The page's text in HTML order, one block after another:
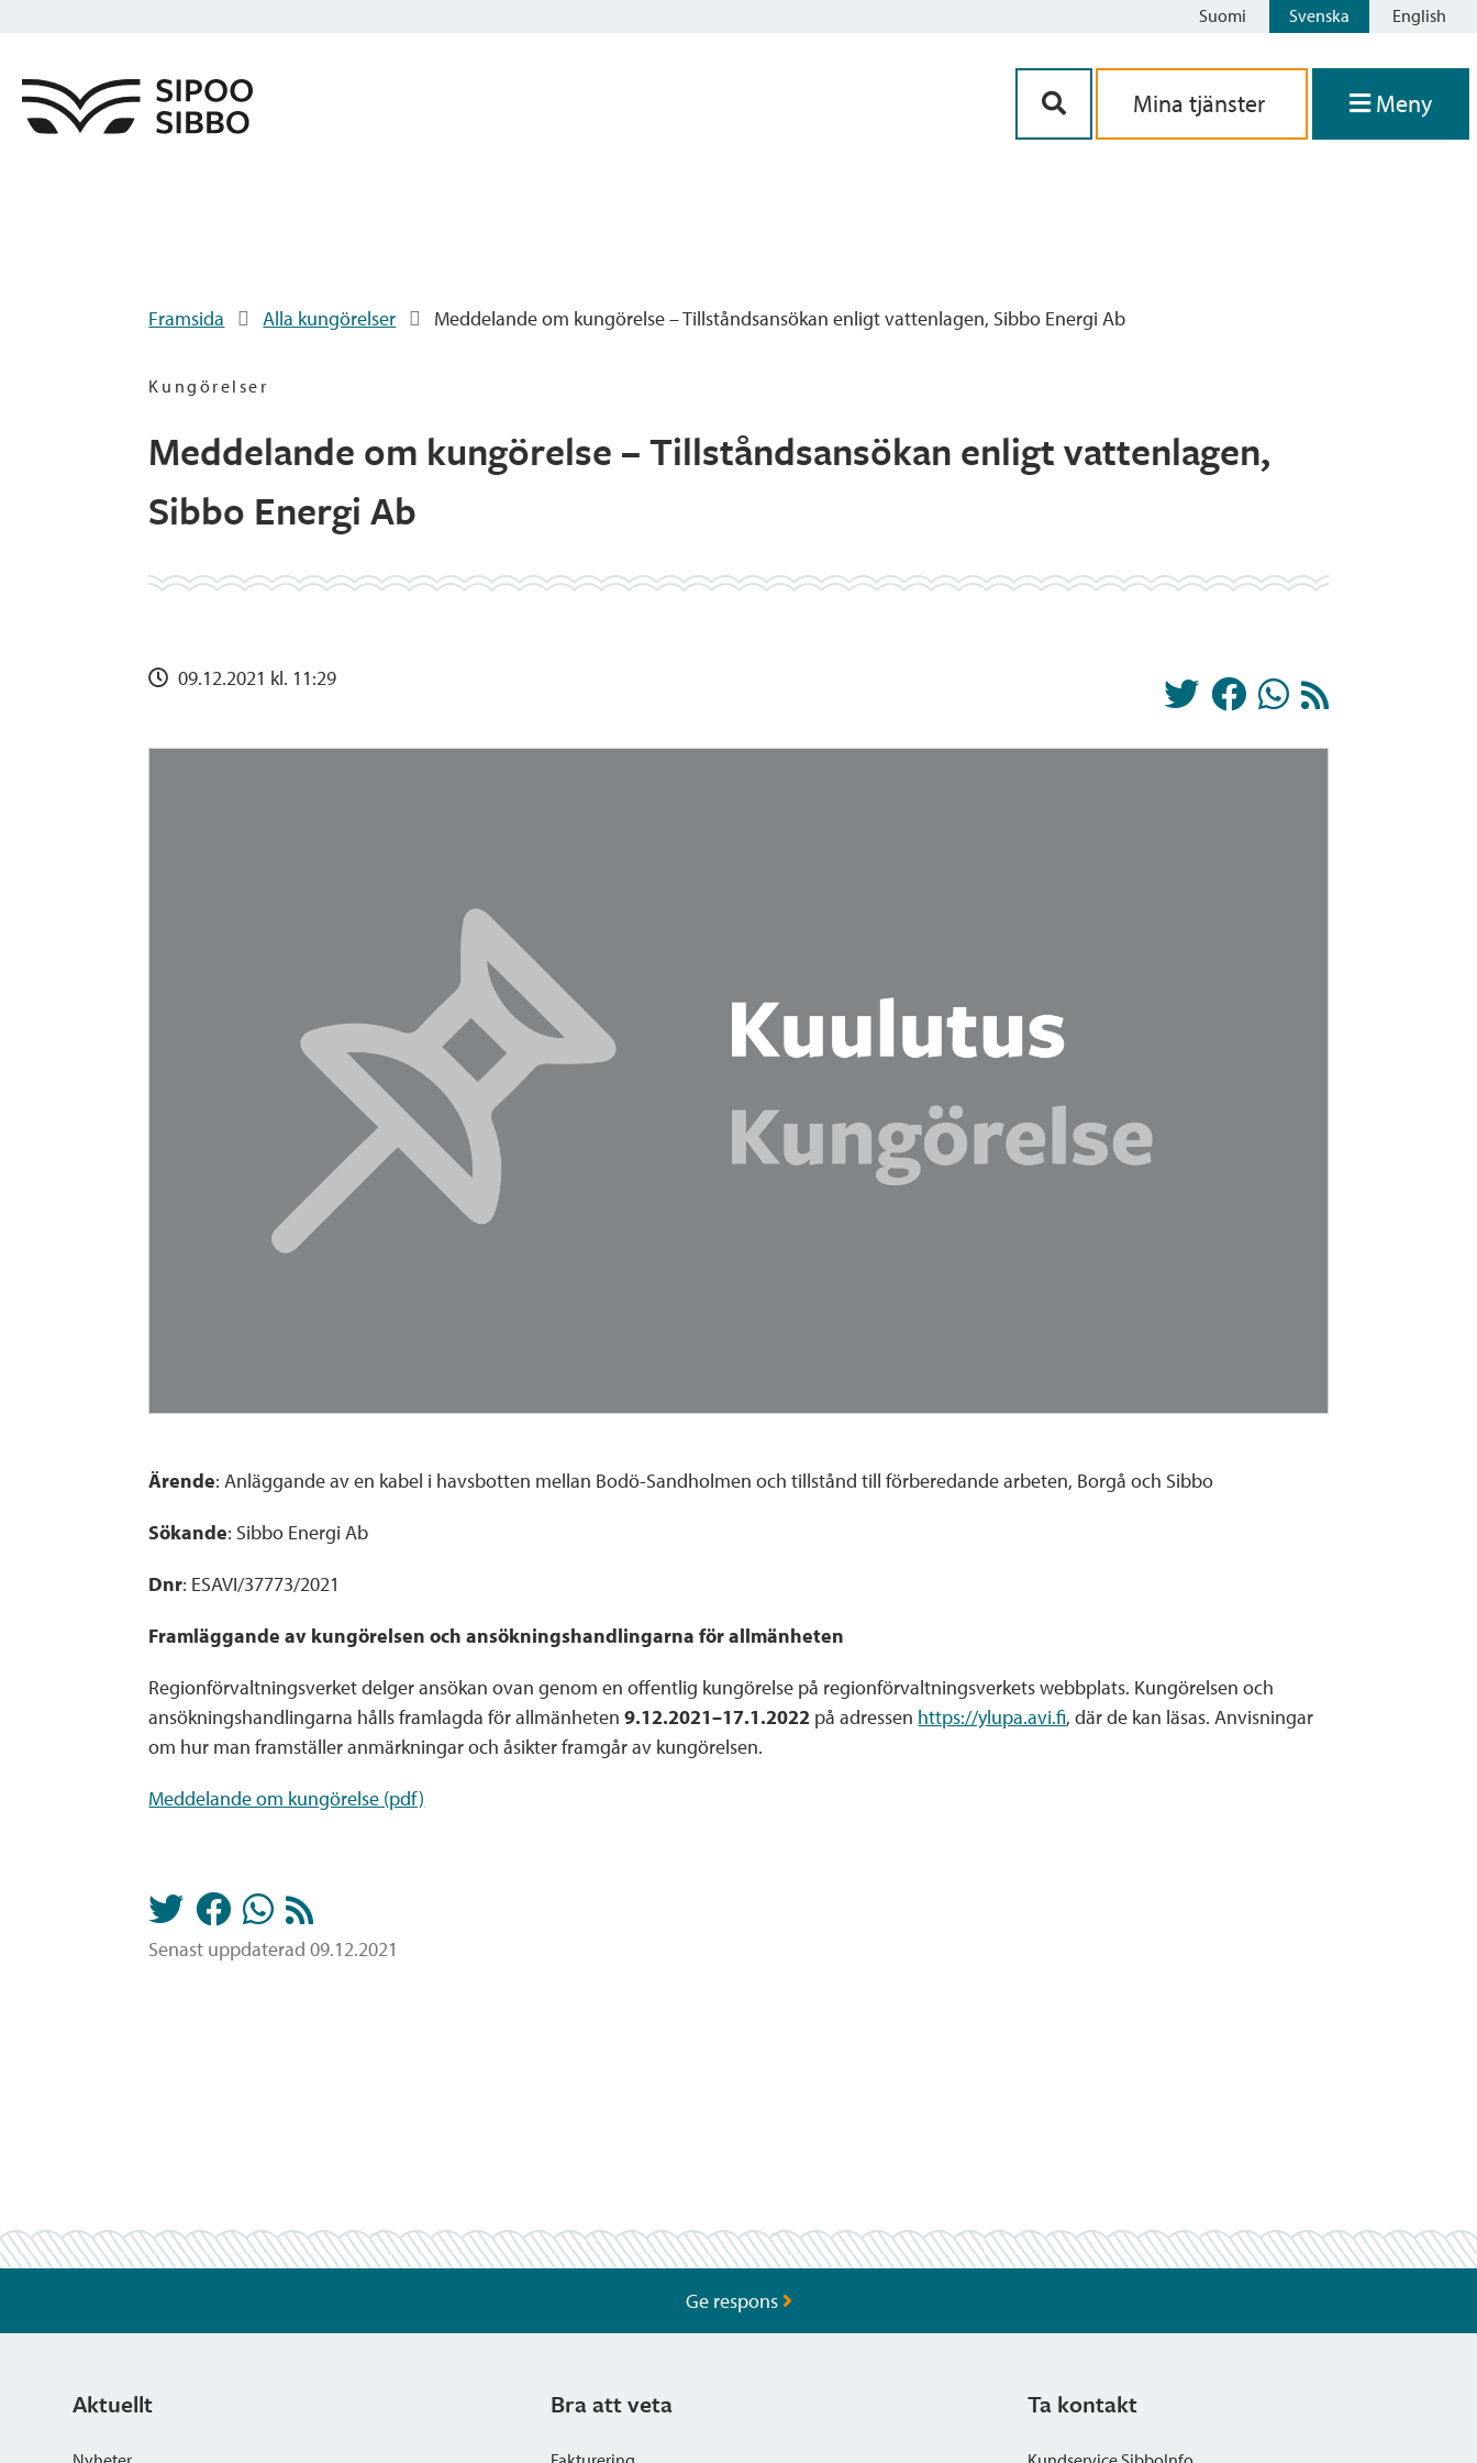
Suomi Svenska English
Mina tjänster Meny
Framsida Alla kungörelser Meddelande om kungörelse – Tillståndsansökan enligt vattenlagen, Sibbo Energi Ab
Kungörelser
Meddelande om kungörelse – Tillståndsansökan enligt vattenlagen,
Sibbo Energi Ab
09.12.2021 kl. 11:29
Ärende: Anläggande av en kabel i havsbotten mellan Bodö-Sandholmen och tillstånd till förberedande arbeten, Borgå och Sibbo
Sökande: Sibbo Energi Ab
Dnr: ESAVI/37773/2021
Framläggande av kungörelsen och ansökningshandlingarna för allmänheten
Regionförvaltningsverket delger ansökan ovan genom en offentlig kungörelse på regionförvaltningsverkets webbplats. Kungörelsen och
ansökningshandlingarna hålls framlagda för allmänheten9.12.2021–17.1.2022 på adressen https://ylupa.avi.fi, där de kan läsas. Anvisningar
om hur man framställer anmärkningar och åsikter framgår av kungörelsen.
Meddelande om kungörelse (pdf)
Senast uppdaterad 09.12.2021
Ge respons
Aktuellt Bra att veta Ta kontakt